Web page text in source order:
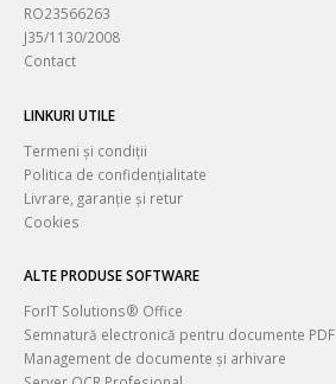
RO23566263
J35/1130/2008
Contact
LINKURI UTILE
Termeni și condiții
Politica de confidențialitate
Livrare, garanție și retur
Cookies
ALTE PRODUSE SOFTWARE
ForIT Solutions® Office
Semnatură electronică pentru documente PDF
Management de documente și arhivare